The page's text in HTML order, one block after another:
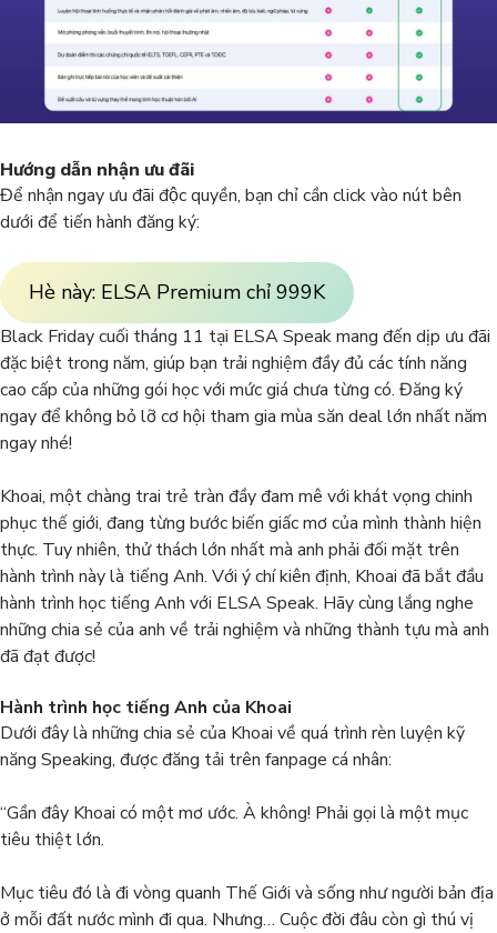
Hướng dẫn nhận ưu đãi
Để nhận ngay ưu đãi độc quyền, bạn chỉ cần click vào nút bên
dưới để tiến hành đăng ký:
Hè này: ELSA Premium chỉ 999K
Black Friday cuối tháng 11 tại ELSA Speak mang đến dịp ưu đãi
đặc biệt trong năm, giúp bạn trải nghiệm đầy đủ các tính năng
cao cấp của những gói học với mức giá chưa từng có. Đăng ký
ngay để không bỏ lỡ cơ hội tham gia mùa săn deal lớn nhất năm
ngay nhé!
Khoai, một chàng trai trẻ tràn đầy đam mê với khát vọng chinh
phục thế giới, đang từng bước biến giấc mơ của mình thành hiện
thực. Tuy nhiên, thử thách lớn nhất mà anh phải đối mặt trên
hành trình này là tiếng Anh. Với ý chí kiên định, Khoai đã bắt đầu
hành trình học tiếng Anh với ELSA Speak. Hãy cùng lắng nghe
những chia sẻ của anh về trải nghiệm và những thành tựu mà anh
đã đạt được!
Hành trình học tiếng Anh của Khoai
Dưới đây là những chia sẻ của Khoai về quá trình rèn luyện kỹ
năng Speaking, được đăng tải trên fanpage cá nhân:
“Gần đây Khoai có một mơ ước. À không! Phải gọi là một mục
tiêu thiệt lớn.
Mục tiêu đó là đi vòng quanh Thế Giới và sống như người bản địa
ở mỗi đất nước mình đi qua. Nhưng… Cuộc đời đâu còn gì thú vị